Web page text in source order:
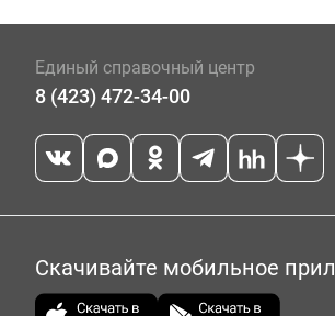
Единый справочный центр
8 (423) 472-34-00
Скачивайте мобильное